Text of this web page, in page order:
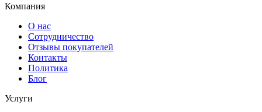
Компания
О нас
Сотрудничество
Отзывы покупателей
Контакты
Политика
Блог
Услуги